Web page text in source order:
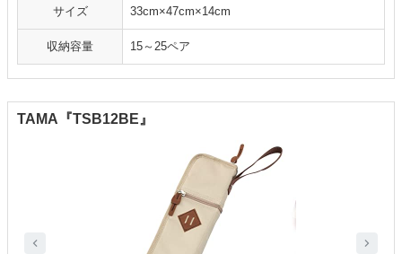
サイズ 33cm×47cm×14cm
収納容量 15～25ペア
TAMA『TSB12BE』